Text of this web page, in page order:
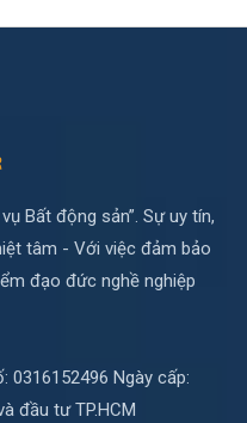
Bất động sản”. Sự uy tín,
tâm - Với việc đảm bảo
đạo đức nghề nghiệp
0316152496 Ngày cấp:
đầu tư TP.HCM